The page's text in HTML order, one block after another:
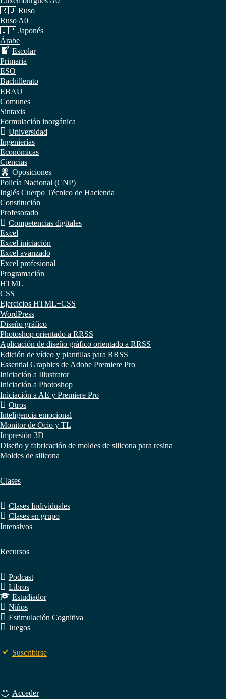
🇷🇺 Ruso
Ruso A0
🇯🇵 Japonés
Árabe
Escolar
Primaria
ESO
Bachillerato
EBAU
Comunes
Sintaxis
Formulación inorgánica
Universidad
Ingenierías
Económicas
Ciencias
Oposiciones
Policía Nacional (CNP)
Inglés Cuerpo Técnico de Hacienda
Constitución
Profesorado
Competencias digitales
Excel
Excel iniciación
Excel avanzado
Excel profesional
Programación
HTML
CSS
Ejercicios HTML+CSS
WordPress
Diseño gráfico
Photoshop orientado a RRSS
Aplicación de diseño gráfico orientado a RRSS
Edición de vídeo y plantillas para RRSS
Essential Graphics de Adobe Premiere Pro
Iniciación a Illustrator
Iniciación a Photoshop
Iniciación a AE y Premiere Pro
Otros
Inteligencia emocional
Monitor de Ocio y TL
Impresión 3D
Diseño y fabricación de moldes de silicona para resina
Moldes de silicona
Clases
Clases Individuales
Clases en grupo
Intensivos
Recursos
Podcast
Libros
Estudiador
Niños
Estimulación Cognitiva
Juegos
Suscribirse
Acceder